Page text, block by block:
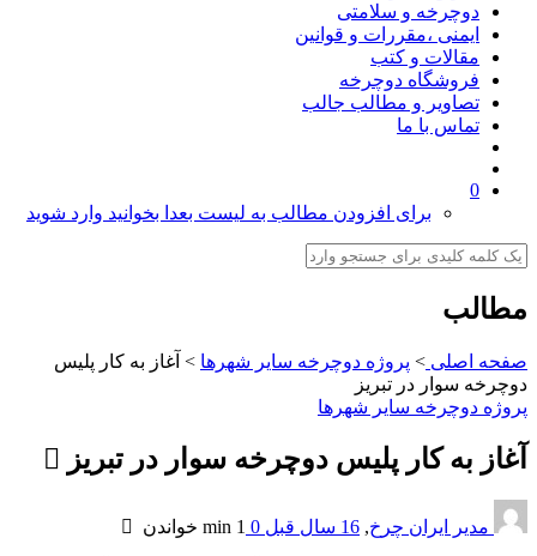
دوچرخه و سلامتی
ایمنی ،مقررات و قوانین
مقالات و کتب
فروشگاه دوچرخه
تصاویر و مطالب جالب
تماس با ما
0
برای افزودن مطالب به لیست بعدا بخوانید وارد شوید
مطالب
صفحه اصلی > پروژه دوچرخه سایر شهرها > آغاز به کار پلیس
دوچرخه سوار در تبریز
پروژه دوچرخه سایر شهرها
آغاز به کار پلیس دوچرخه سوار در تبریز
مدیر ایران چرخ, 16 سال قبل 0
1 min خواندن